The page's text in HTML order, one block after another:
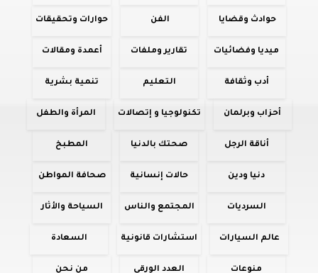
حوادث وقضايا الفن حوارات وتحقيقات
ميديا وفضائيات تقارير وملفات أعمدة ومقالات
أدب وثقافة التعليم تنمية بشرية
أحزاب وبرلمان تكنولوجيا و إتصالات المرأة والطفل
أناقة الرجل صحتك بالدنيا المطبخ
دنيا ودين حالات إنسانية صحافة المواطن
السرديات المجتمع والناس السياحة والأثار
عالم السيارات استشارات قانونية السعادة
منوعات العدد الورقي من نحن